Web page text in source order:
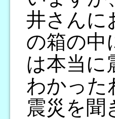
井さんに
の箱の中
は本当に
わかった
震災を聞